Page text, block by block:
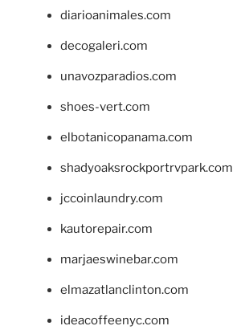
diarioanimales.com
decogaleri.com
unavozparadios.com
shoes-vert.com
elbotanicopanama.com
shadyoaksrockportrvpark.com
jccoinlaundry.com
kautorepair.com
marjaeswinebar.com
elmazatlanclinton.com
ideacoffeenyc.com